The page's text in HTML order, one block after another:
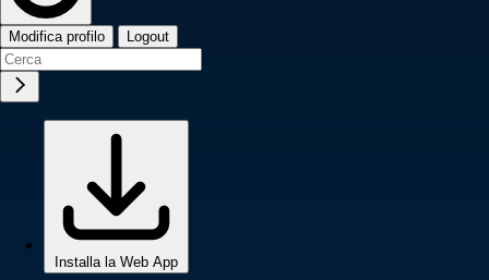
Modifica profilo Logout
Installa la Web App